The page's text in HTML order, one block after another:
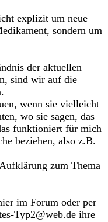
explizit um neue
sondern um
der aktuellen
sind wir auf die
wenn sie vielleicht
wo sie sagen, das
funktioniert für mich
beziehen, also z.B.
zum Thema
im Forum oder per
Typ2@web.de ihre